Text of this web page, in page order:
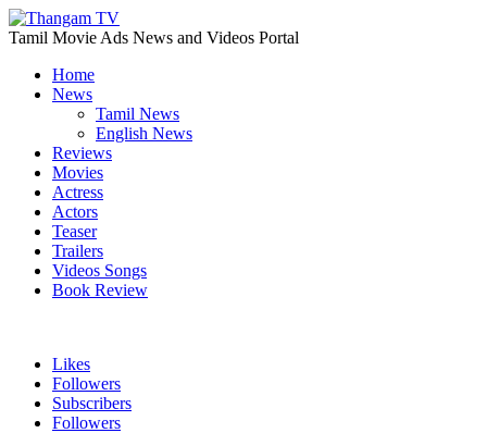
Tamil Movie Ads News and Videos Portal
Home
News
Tamil News
English News
Reviews
Movies
Actress
Actors
Teaser
Trailers
Videos Songs
Book Review
Likes
Followers
Subscribers
Followers